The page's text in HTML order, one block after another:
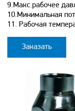
9.Макc.рабочее
10.Минимальная
11. Рабочая
Заказать